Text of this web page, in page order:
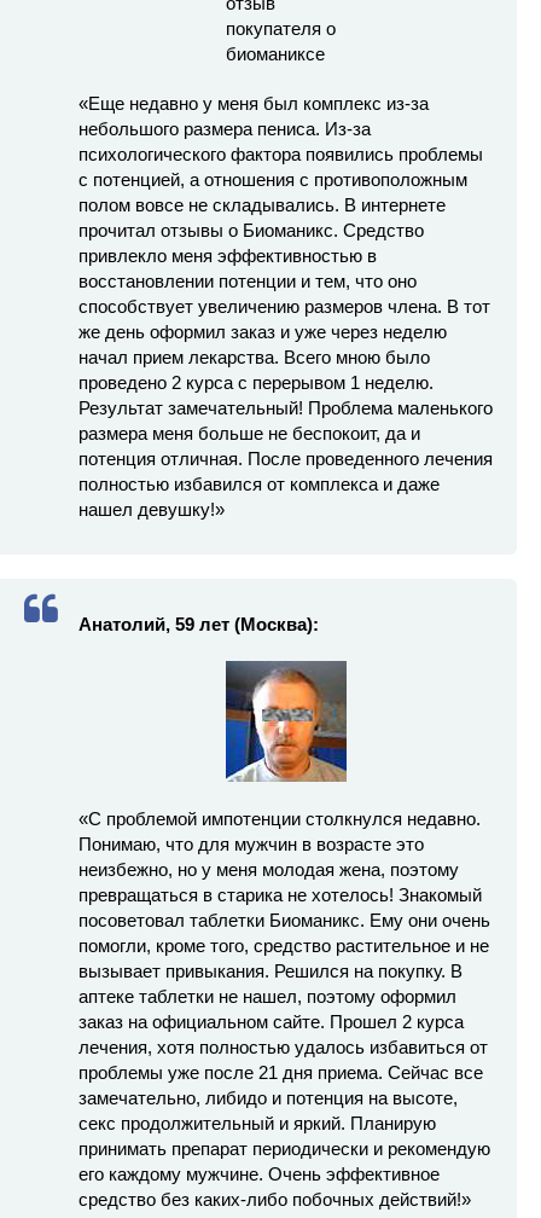
«Еще недавно у меня был комплекс из-за
небольшого размера пениса. Из-за
психологического фактора появились проблемы
с потенцией, а отношения с противоположным
полом вовсе не складывались. В интернете
прочитал отзывы о Биоманикс. Средство
привлекло меня эффективностью в
восстановлении потенции и тем, что оно
способствует увеличению размеров члена. В тот
же день оформил заказ и уже через неделю
начал прием лекарства. Всего мною было
проведено 2 курса с перерывом 1 неделю.
Результат замечательный! Проблема маленького
размера меня больше не беспокоит, да и
потенция отличная. После проведенного лечения
полностью избавился от комплекса и даже
нашел девушку!»
Анатолий, 59 лет (Москва):
«С проблемой импотенции столкнулся недавно.
Понимаю, что для мужчин в возрасте это
неизбежно, но у меня молодая жена, поэтому
превращаться в старика не хотелось! Знакомый
посоветовал таблетки Биоманикс. Ему они очень
помогли, кроме того, средство растительное и не
вызывает привыкания. Решился на покупку. В
аптеке таблетки не нашел, поэтому оформил
заказ на официальном сайте. Прошел 2 курса
лечения, хотя полностью удалось избавиться от
проблемы уже после 21 дня приема. Сейчас все
замечательно, либидо и потенция на высоте,
секс продолжительный и яркий. Планирую
принимать препарат периодически и рекомендую
его каждому мужчине. Очень эффективное
средство без каких-либо побочных действий!»